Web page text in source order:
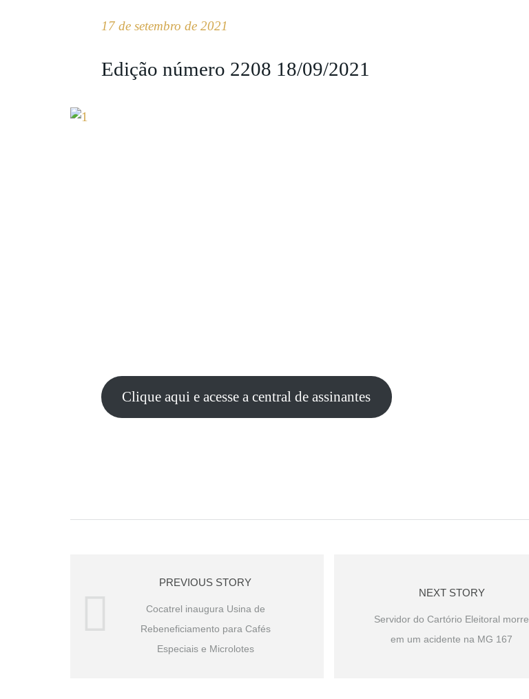
17 de setembro de 2021
Edição número 2208 18/09/2021
Clique aqui e acesse a central de assinantes
PREVIOUS STORY
Cocatrel inaugura Usina de
Rebeneficiamento para Cafés
Especiais e Microlotes
NEXT STORY
Servidor do Cartório Eleitoral morre
em um acidente na MG 167